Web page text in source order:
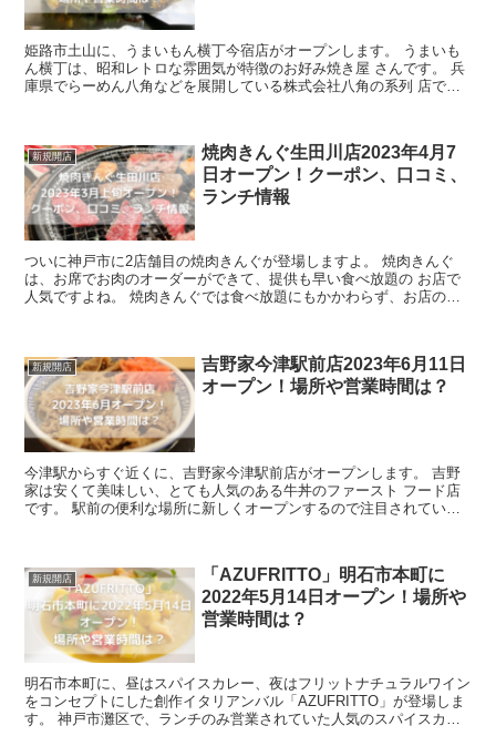
姫路市土山に、うまいもん横丁今宿店がオープンします。 うまいも
ん横丁は、昭和レトロな雰囲気が特徴のお好み焼き屋 さんです。 兵
庫県でらーめん八角などを展開している株式会社八角の系列 店で、
新規開店
焼肉きんぐ生田川店2023年4月7
日オープン！クーポン、口コミ、
ランチ情報
ついに神戸市に2店舗目の焼肉きんぐが登場しますよ。 焼肉きんぐ
は、お席でお肉のオーダーができて、提供も早い食べ放題の お店で
人気ですよね。 焼肉きんぐでは食べ放題にもかかわらず、お店の方
新規開店
吉野家今津駅前店2023年6月11日
オープン！場所や営業時間は？
今津駅からすぐ近くに、吉野家今津駅前店がオープンします。 吉野
家は安くて美味しい、とても人気のある牛丼のファースト フード店
です。 駅前の便利な場所に新しくオープンするので注目されていま
新規開店
「AZUFRITTO」明石市本町に
2022年5月14日オープン！場所や
営業時間は？
明石市本町に、昼はスパイスカレー、夜はフリットナチュラルワイン
をコンセプトにした創作イタリアンバル「AZUFRITTO」が登場しま
す。 神戸市灘区で、ランチのみ営業されていた人気のスパイスカレ